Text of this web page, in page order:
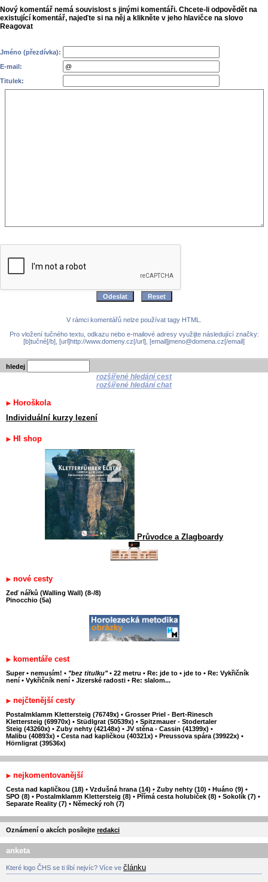
Nový komentář nemá souvislost s jinými komentáři. Chcete-li odpovědět na
existující komentář, najeďte si na něj a klikněte v jeho hlavičce na slovo
Reagovat
Jméno (přezdívka):
E-mail:
Titulek:
V rámci komentářů nelze používat tagy HTML.
Pro vložení tučného textu, odkazu nebo e-mailové adresy využijte následující značky:
[b]tučné[/b], [url]http://www.domeny.cz[/url], [email]jmeno@domena.cz[/email]
hledej
rozšířené hledání cest
rozšířené hledání chat
Horoškola
Individuální kurzy lezení
HI shop
Průvodce a Zlagboardy
nové cesty
Zeď nářků (Walling Wall) (8-/8)
Pinocchio (5a)
komentáře cest
Super • nemusím! • "bez titulku" • 22 metru • Re: jde to • jde to • Re: Vykřičník
není • Vykřičník není • Jizerské radosti • Re: slalom...
nejčtenější cesty
Postalmklamm Klettersteig (76749x) • Grosser Priel - Bert-Rinesch
Klettersteig (69970x) • Stüdlgrat (50539x) • Spitzmauer - Stodertaler
Steig (43260x) • Zuby nehty (42148x) • JV stěna - Cassin (41399x) •
Malibu (40893x) • Cesta nad kapličkou (40321x) • Preussova spára (39922x) •
Hörnligrat (39536x)
nejkomentovanější
Cesta nad kapličkou (18) • Vzdušná hrana (14) • Zuby nehty (10) • Huáno (9) •
SPO (8) • Postalmklamm Klettersteig (8) • Přímá cesta holubiček (8) • Sokolík (7) •
Separate Reality (7) • Německý roh (7)
Oznámení o akcích posílejte redakci
anketa
Které logo ČHS se ti líbí nejvíc? Více ve článku